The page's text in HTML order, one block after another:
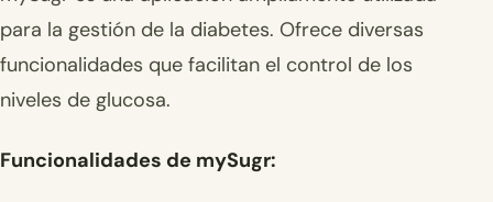
para la gestión de la diabetes. Ofrece diversas
funcionalidades que facilitan el control de los
niveles de glucosa.
Funcionalidades de mySugr: